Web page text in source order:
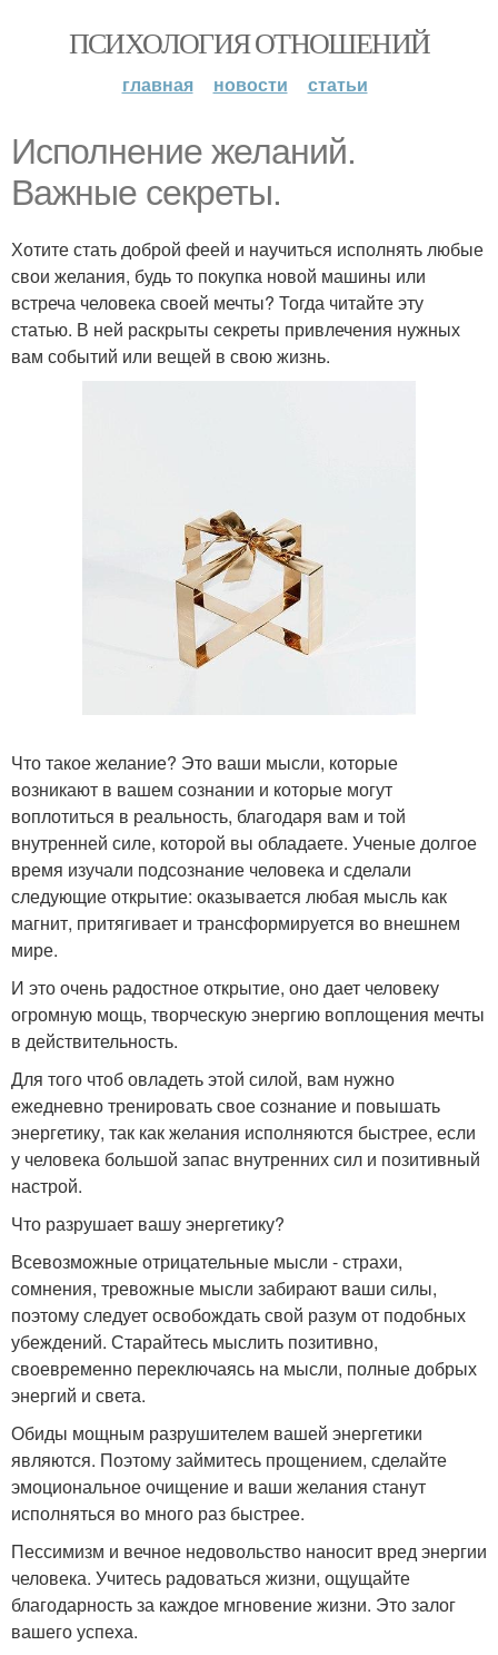
ПСИХОЛОГИЯ ОТНОШЕНИЙ
главная новости статьи
Исполнение желаний.
Важные секреты.
Хотите стать доброй феей и научиться исполнять любые
свои желания, будь то покупка новой машины или
встреча человека своей мечты? Тогда читайте эту
статью. В ней раскрыты секреты привлечения нужных
вам событий или вещей в свою жизнь.
Что такое желание? Это ваши мысли, которые
возникают в вашем сознании и которые могут
воплотиться в реальность, благодаря вам и той
внутренней силе, которой вы обладаете. Ученые долгое
время изучали подсознание человека и сделали
следующие открытие: оказывается любая мысль как
магнит, притягивает и трансформируется во внешнем
мире.
И это очень радостное открытие, оно дает человеку
огромную мощь, творческую энергию воплощения мечты
в действительность.
Для того чтоб овладеть этой силой, вам нужно
ежедневно тренировать свое сознание и повышать
энергетику, так как желания исполняются быстрее, если
у человека большой запас внутренних сил и позитивный
настрой.
Что разрушает вашу энергетику?
Всевозможные отрицательные мысли - страхи,
сомнения, тревожные мысли забирают ваши силы,
поэтому следует освобождать свой разум от подобных
убеждений. Старайтесь мыслить позитивно,
своевременно переключаясь на мысли, полные добрых
энергий и света.
Обиды мощным разрушителем вашей энергетики
являются. Поэтому займитесь прощением, сделайте
эмоциональное очищение и ваши желания станут
исполняться во много раз быстрее.
Пессимизм и вечное недовольство наносит вред энергии
человека. Учитесь радоваться жизни, ощущайте
благодарность за каждое мгновение жизни. Это залог
вашего успеха.